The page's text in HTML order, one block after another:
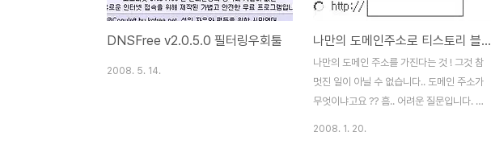
DNSFree v2.0.5.0 필터링우회툴
2008. 5. 14.
나만의 도메인주소로 티스토리 블로거 접속을 하자
나만의 도메인 주소를 가진다는 것 ! 그것 참
멋진 일이 아닐 수 없습니다.. 도메인 주소가
무엇이냐고요 ?? 흠.. 어려운 질문입니다. ㅡ_
2008. 1. 20.